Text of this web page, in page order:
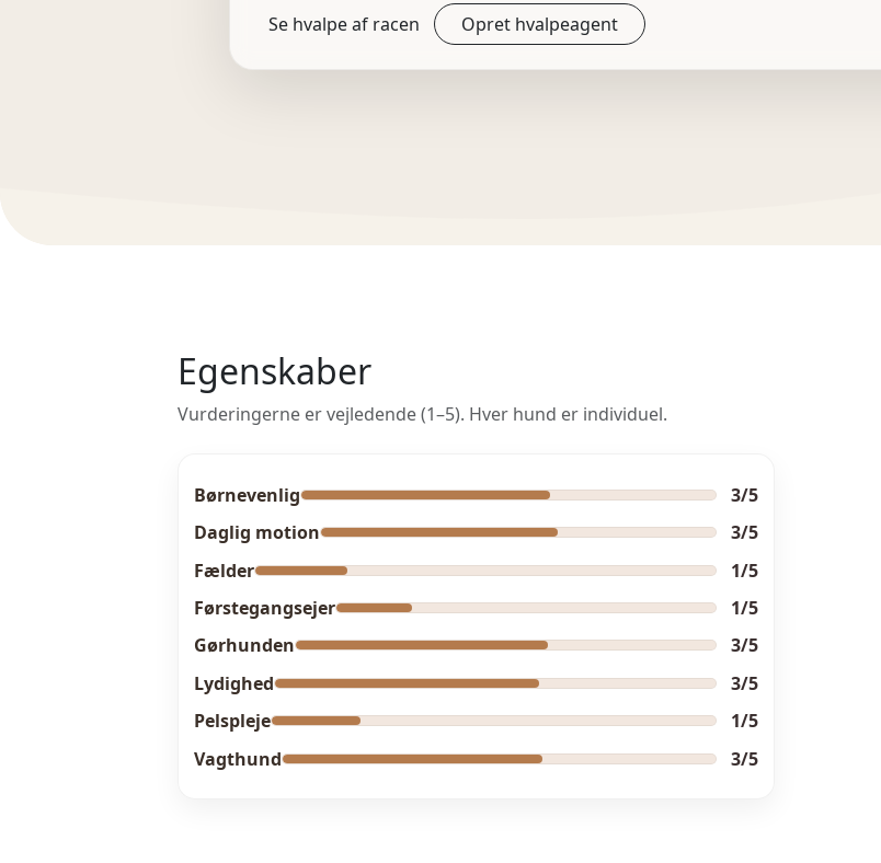
Se hvalpe af racen Opret hvalpeagent
Egenskaber
Vurderingerne er vejledende (1–5). Hver hund er individuel.
Børnevenlig
3/5
Daglig motion
3/5
Fælder
1/5
Førstegangsejer
1/5
Gørhunden
3/5
Lydighed
3/5
Pelspleje
1/5
Vagthund
3/5